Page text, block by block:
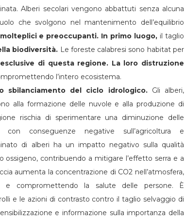
Alberi secolari vengono abbattuti senza alcuna
che svolgono nel mantenimento dell’equilibrio
e preoccupanti. In primo luogo, il taglio
biodiversità. Le foreste calabresi sono habitat per
di questa regione. La loro distruzione
l’intero ecosistema.
sbilanciamento del ciclo idrologico.Gli alberi,
alla formazione delle nuvole e alla produzione di
rischia di sperimentare una diminuzione delle
conseguenze negative sull’agricoltura e
di alberi ha un impatto negativo sulla qualità
ossigeno, contribuendo a mitigare l’effetto serra e a
aumenta la concentrazione di CO2 nell’atmosfera,
e compromettendo la salute delle persone. È
e le azioni di contrasto contro il taglio selvaggio di
e informazione sulla importanza della